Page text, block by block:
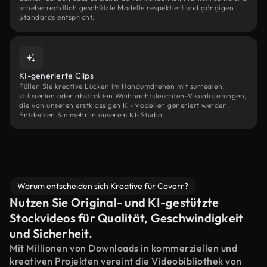
urheberrechtlich geschützte Modelle respektiert und gängigen
Standards entspricht.
KI-generierte Clips
Füllen Sie kreative Lücken im Handumdrehen mit surrealen,
stilisierten oder abstrakten Weihnachtsleuchten-Visualisierungen,
die von unseren erstklassigen KI-Modellen generiert werden.
Entdecken Sie mehr in unserem KI-Studio.
Warum entscheiden sich Kreative für Coverr?
Nutzen Sie Original- und KI-gestützte
Stockvideos für Qualität, Geschwindigkeit
und Sicherheit.
Mit Millionen von Downloads in kommerziellen und
kreativen Projekten vereint die Videobibliothek von